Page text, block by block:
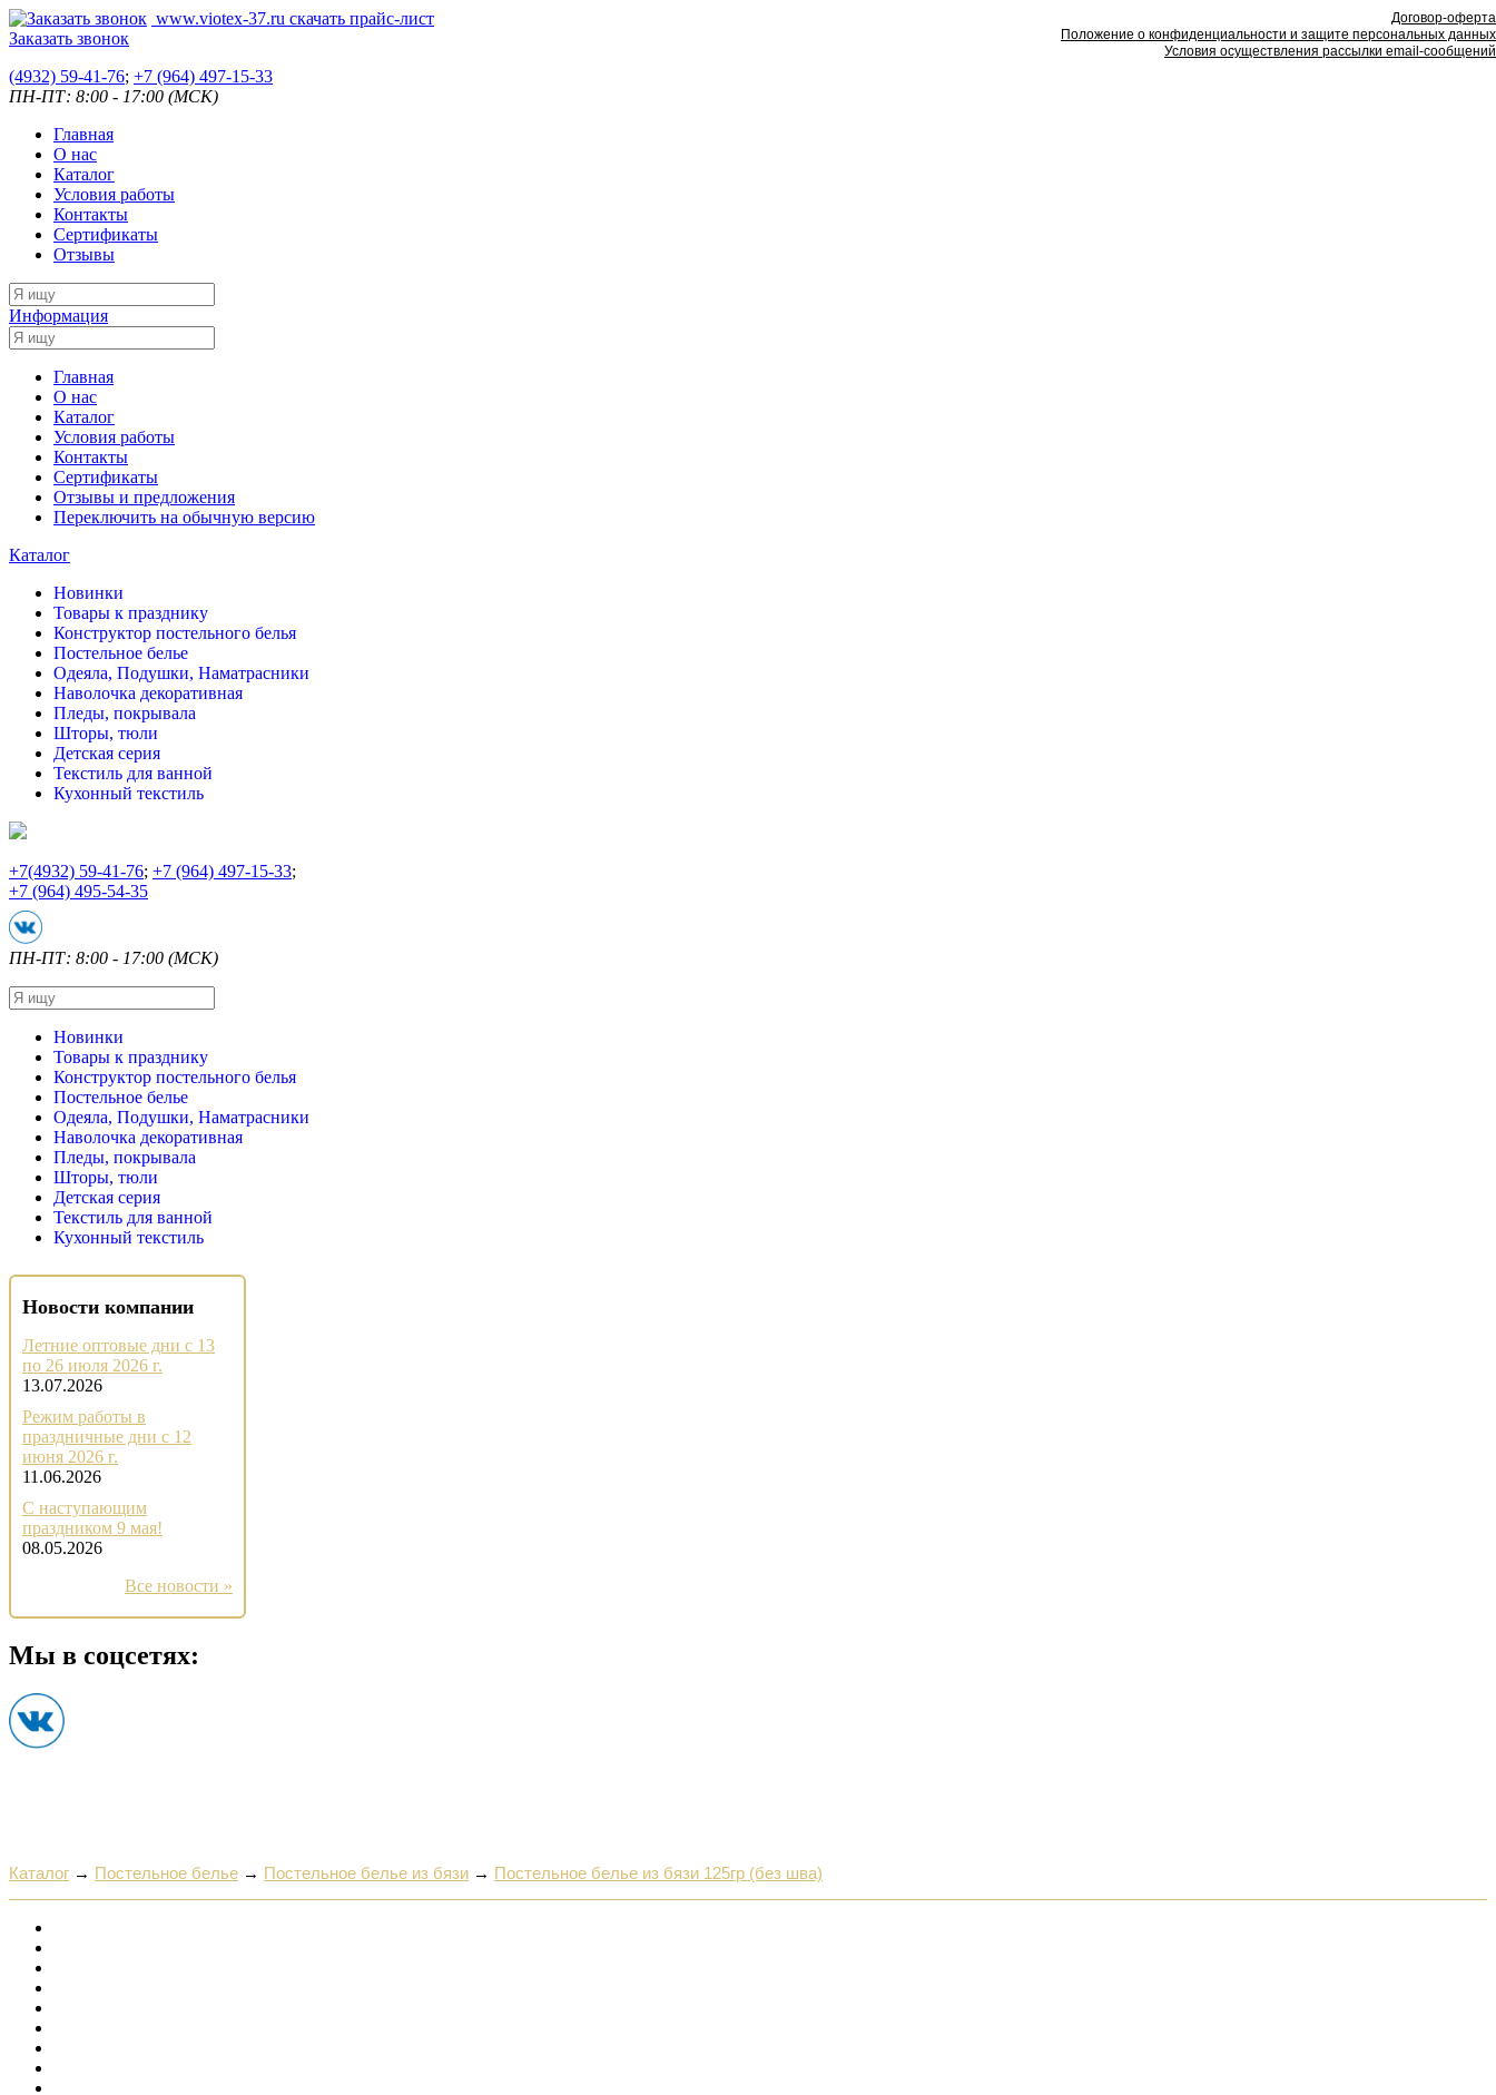
www.viotex-37.ru скачать прайс-лист
Заказать звонок
(4932) 59-41-76; +7 (964) 497-15-33
ПН-ПТ: 8:00 - 17:00 (МСК)
Главная
О нас
Каталог
Условия работы
Контакты
Сертификаты
Отзывы
Информация
Главная
О нас
Каталог
Условия работы
Контакты
Сертификаты
Отзывы и предложения
Переключить на обычную версию
Каталог
Новинки
Товары к празднику
Конструктор постельного белья
Постельное белье
Одеяла, Подушки, Наматрасники
Наволочка декоративная
Пледы, покрывала
Шторы, тюли
Детская серия
Текстиль для ванной
Кухонный текстиль
+7(4932) 59-41-76; +7 (964) 497-15-33;
+7 (964) 495-54-35
ПН-ПТ: 8:00 - 17:00 (МСК)
Новинки
Товары к празднику
Конструктор постельного белья
Постельное белье
Одеяла, Подушки, Наматрасники
Наволочка декоративная
Пледы, покрывала
Шторы, тюли
Детская серия
Текстиль для ванной
Кухонный текстиль
Новости компании
Летние оптовые дни с 13
по 26 июля 2026 г.
13.07.2026
Режим работы в
праздничные дни с 12
июня 2026 г.
11.06.2026
С наступающим
праздником 9 мая!
08.05.2026
Все новости »
Мы в соцсетях:
Каталог → Постельное белье → Постельное белье из бязи → Постельное белье из бязи 125гр (без шва)
Договор-оферта
Положение о конфиденциальности и защите персональных данных
Условия осуществления рассылки email-сообщений